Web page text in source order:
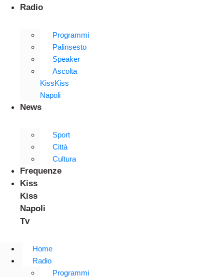
Radio
Programmi
Palinsesto
Speaker
Ascolta
KissKiss
Napoli
News
Sport
Città
Cultura
Frequenze
Kiss
Kiss
Napoli
Tv
Home
Radio
Programmi